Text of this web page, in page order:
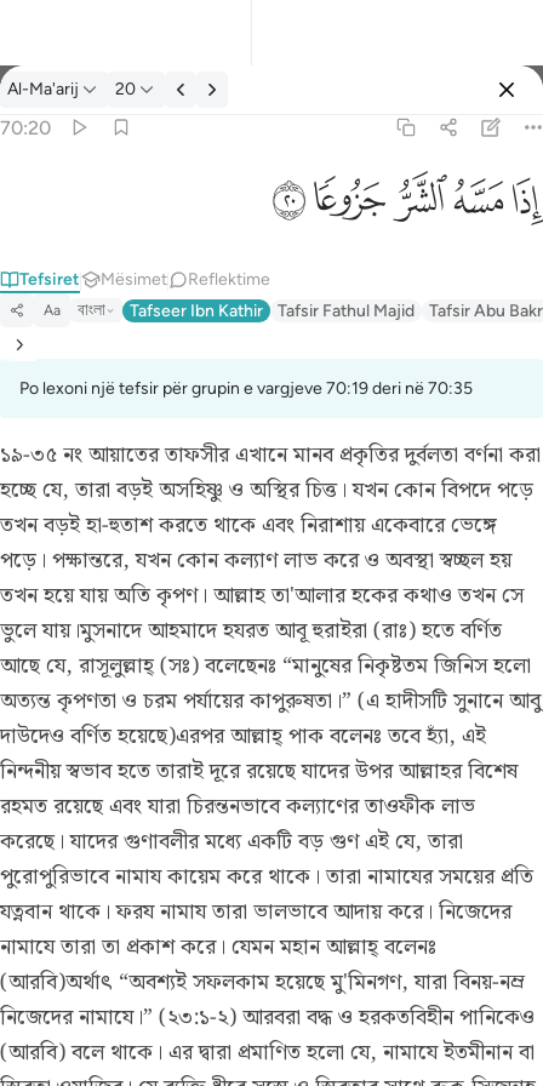
Tefsir: Al-Ma'arij 70:20
Al-Ma'arij 20
70:20
ﱰﱱﱲﱳﱴ
Tefsiret Mësimet Reflektime
Aa বাংলা Tafseer Ibn Kathir Tafsir Fathul Majid Tafsir Abu
Po lexoni një tefsir për grupin e vargjeve 70:19 deri në 70:35
১৯-৩৫ নং আয়াতের তাফসীরএখানে মানব প্রকৃতির দুর্বলতা বর্ণনা করা
হচ্ছে যে, তারা বড়ই অসহিষ্ণু ও অস্থির চিত্ত। যখন কোন বিপদে পড়ে
তখন বড়ই হা-হুতাশ করতে থাকে এবং নিরাশায় একেবারে ভেঙ্গে
পড়ে। পক্ষান্তরে, যখন কোন কল্যাণ লাভ করে ও অবস্থা স্বচ্ছল হয়
তখন হয়ে যায় অতি কৃপণ। আল্লাহ তা'আলার হকের কথাও তখন সে
ভুলে যায়।মুসনাদে আহমাদে হযরত আবূ হুরাইরা (রাঃ) হতে বর্ণিত
আছে যে, রাসূলুল্লাহ্ (সঃ) বলেছেনঃ “মানুষের নিকৃষ্টতম জিনিস হলো
অত্যন্ত কৃপণতা ও চরম পর্যায়ের কাপুরুষতা।” (এ হাদীসটি সুনানে আবু
দাউদেও বর্ণিত হয়েছে)এরপর আল্লাহ্ পাক বলেনঃ তবে হ্যাঁ, এই
নিন্দনীয় স্বভাব হতে তারাই দূরে রয়েছে যাদের উপর আল্লাহর বিশেষ
রহমত রয়েছে এবং যারা চিরন্তনভাবে কল্যাণের তাওফীক লাভ
করেছে। যাদের গুণাবলীর মধ্যে একটি বড় গুণ এই যে, তারা
পুরোপুরিভাবে নামায কায়েম করে থাকে। তারা নামাযের সময়ের প্রতি
যত্নবান থাকে। ফরয নামায তারা ভালভাবে আদায় করে। নিজেদের
নামাযে তারা তা প্রকাশ করে। যেমন মহান আল্লাহ্ বলেনঃ
(আরবি)অর্থাৎ “অবশ্যই সফলকাম হয়েছে মু'মিনগণ, যারা বিনয়-নম্র
নিজেদের নামাযে।” (২৩:১-২) আরবরা বদ্ধ ও হরকতবিহীন পানিকেও
(আরবি) বলে থাকে। এর দ্বারা প্রমাণিত হলো যে, নামাযে ইতমীনান বা